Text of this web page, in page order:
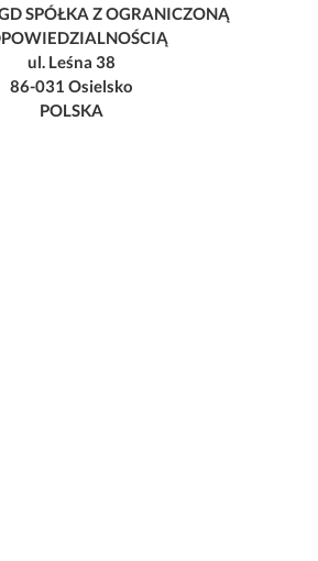
SPÓŁKA Z OGRANICZONĄ
ul. Leśna 38
86-031 Osielsko
POLSKA